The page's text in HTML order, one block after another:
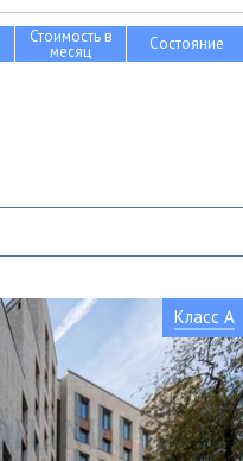
Стоимость в
месяц Состояние
Класс A